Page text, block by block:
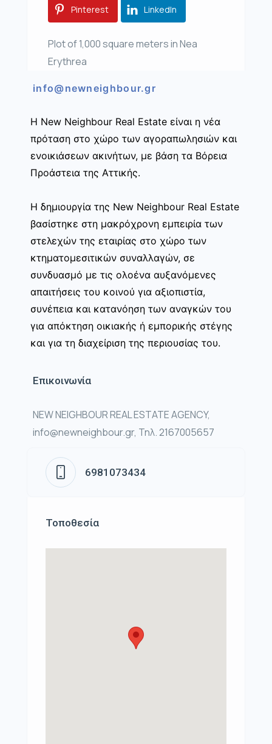
Pinterest LinkedIn
Plot of 1,000 square meters in Nea
Erythrea
info@newneighbour.gr
Η New Neighbour Real Estate είναι η νέα
πρόταση στο χώρο των αγοραπωλησιών και
ενοικιάσεων ακινήτων, με βάση τα Βόρεια
Προάστεια της Αττικής.
Η δημιουργία της New Neighbour Real Estate
βασίστηκε στη μακρόχρονη εμπειρία των
στελεχών της εταιρίας στο χώρο των
κτηματομεσιτικών συναλλαγών, σε
συνδυασμό με τις ολοένα αυξανόμενες
απαιτήσεις του κοινού για αξιοπιστία,
συνέπεια και κατανόηση των αναγκών του
για απόκτηση οικιακής ή εμπορικής στέγης
και για τη διαχείριση της περιουσίας του.
Επικοινωνία
NEW NEIGHBOUR REAL ESTATE AGENCY,
info@newneighbour.gr, Τηλ. 2167005657
6981073434
Τοποθεσία